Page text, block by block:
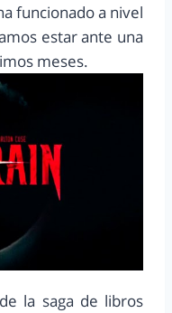
funcionado a nivel
estar ante una
meses.
la saga de libros